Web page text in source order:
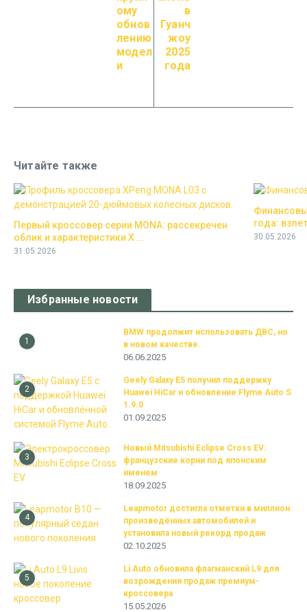
ому
обнов
лению
модел
и
в
Гуанч
жоу
2025
года
Читайте также
Первый кроссовер серии MONA: рассекречен
облик и характеристики X ...
31.05.2026
года:
30.05.2026
Избранные новости
1
BMW продолжит использовать ДВС, но
в новом качестве.
06.06.2025
2
Geely Galaxy E5 получил поддержку
Huawei HiCar и обновление Flyme Auto S
1.9.0
01.09.2025
3
Новый Mitsubishi Eclipse Cross EV:
французские корни под японским
именем
18.09.2025
4
Leapmotor достигла отметки в миллион
произведённых автомобилей и
установила новый рекорд продаж
02.10.2025
5
Li Auto обновила флагманский L9 для
возрождения продаж премиум-
кроссовера
15.05.2026